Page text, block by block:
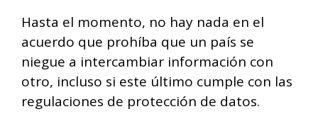
Hasta el momento, no hay nada en el
acuerdo que prohíba que un país se
niegue a intercambiar información con
otro, incluso si este último cumple con las
regulaciones de protección de datos.